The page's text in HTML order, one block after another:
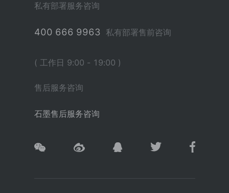
私有部署服务咨询
400 666 9963 私有部署售前咨询
( 工作日 9:00 - 19:00 )
售后服务咨询
石墨售后服务咨询